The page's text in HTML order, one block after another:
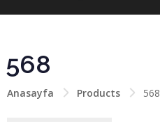
568
Anasayfa Products 568